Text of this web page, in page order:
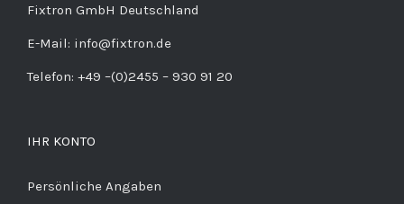
Fixtron GmbH Deutschland
E-Mail: info@fixtron.de
Telefon: +49 –(0)2455 – 930 91 20
IHR KONTO
Persönliche Angaben